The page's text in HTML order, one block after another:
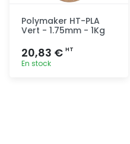
Polymaker HT-PLA
Vert - 1.75mm - 1Kg
20,83 € HT
En stock